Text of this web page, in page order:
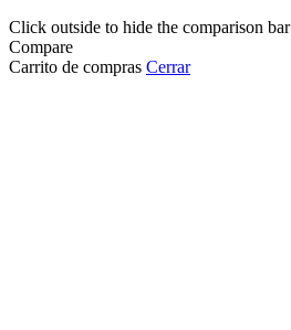
Click outside to hide the comparison bar
Compare
Carrito de compras Cerrar